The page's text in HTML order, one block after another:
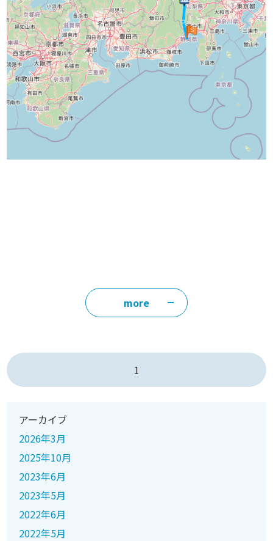
more
1
アーカイブ
2026年3月
2025年10月
2023年6月
2023年5月
2022年6月
2022年5月